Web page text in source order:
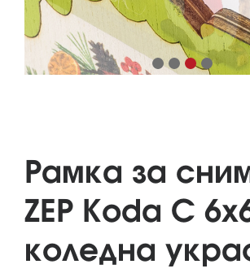
Рамка за
ZEP Koda C
коледна